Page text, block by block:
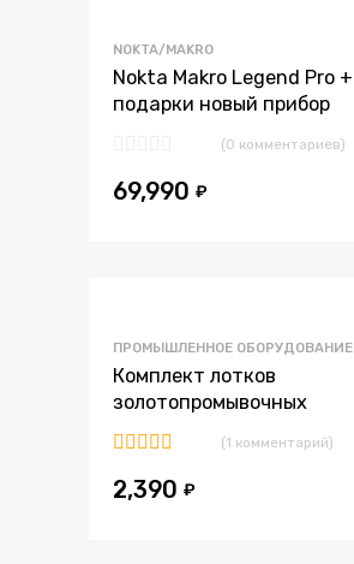
NOKTA/MAKRO
Nokta Makro Legend Pro +
подарки новый прибор
(0 комментариев)
69,990 ₽
ПРОМЫШЛЕННОЕ ОБОРУДОВАНИЕ
Комплект лотков
золотопромывочных
5.00из 5
(1 комментарий)
2,390 ₽